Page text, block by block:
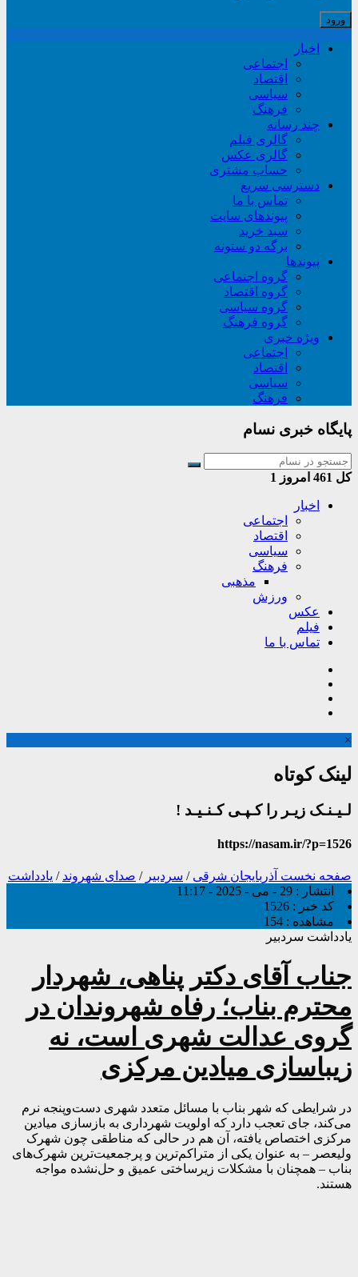
اخبار
اجتماعی
اقتصاد
سیاسی
فرهنگ
چند رسانه
گالری فیلم
گالری عکس
حساب مشتری
دسترسی سریع
تماس با ما
پیوندهای سایت
سبد خريد
برگه دو ستونه
پیوندها
گروه اجتماعی
گروه اقتصاد
گروه سیاسی
گروه فرهنگ
ویژه خبری
اجتماعی
اقتصاد
سیاسی
فرهنگ
پایگاه خبری نسام
کل امروز 1
اخبار
اجتماعی
اقتصاد
سیاسی
فرهنگ
مذهبی
ورزش
عکس
فیلم
تماس با ما
×
لینک کوتاه
لـیـنـک زیـر را کـپـی کـنـیـد !
https://nasam.ir/?p=1526
صفحه نخست آذربایجان شرقی / سردبیر / صدای شهروند / یادداشت
انتشار : 29 - می - 2025 - 11:17
کد خبر : 1526
مشاهده : 154
یادداشت سردبیر
جناب آقای دکتر پناهی، شهردار
محترم بناب؛ رفاه شهروندان در
گروی عدالت شهری است، نه
زیباسازی میادین مرکزی
در شرایطی که شهر بناب با مسائل متعدد شهری دست‌وپنجه نرم
می‌کند، جای تعجب دارد که اولویت شهرداری به بازسازی میادین
مرکزی اختصاص یافته، آن هم در حالی که مناطقی چون شهرک
ولیعصر – به عنوان یکی از متراکم‌ترین و پرجمعیت‌ترین شهرک‌های
بناب – همچنان با مشکلات زیرساختی عمیق و حل‌نشده مواجه
هستند.